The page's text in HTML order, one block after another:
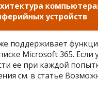
устройств
поддерживает
Microsoft 365. Если
ее при каждой
см. в статье